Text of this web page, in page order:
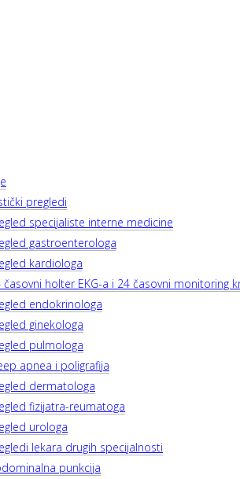
pregledi
specijaliste interne medicine
gastroenterologa
kardiologa
časovni holter EKG-a i 24 časovni monitoring
endokrinologa
ginekologa
pulmologa
apnea i poligrafija
dermatologa
fizijatra-reumatoga
urologa
lekara drugih specijalnosti
punkcija